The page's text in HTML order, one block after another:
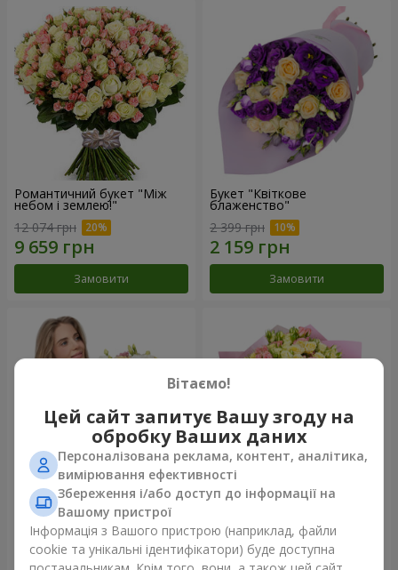
Романтичний букет "Між
небом і землею!"
12 074 грн
Замовити
Букет "Квіткове
блаженство"
2 399 грн
Замовити
Букет "Королеві серця"
2 399 грн
Мікс "Планета троянд" із 51
6 422 грн
Вітаємо!
Цей сайт запитує Вашу згоду на
обробку Ваших даних
Персоналізована реклама, контент, аналітика,
вимірювання ефективності
Збереження і/або доступ до інформації на
Вашому пристрої
Інформація з Вашого пристрою (наприклад, файли
cookie та унікальні ідентифікатори) буде доступна